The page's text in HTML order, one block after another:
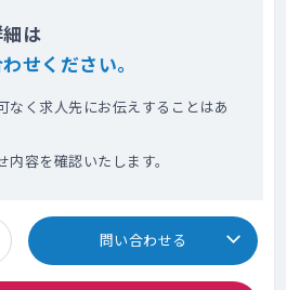
は
せください。
なく求人先にお伝えすることはあ
容を確認いたします。
問い合わせる